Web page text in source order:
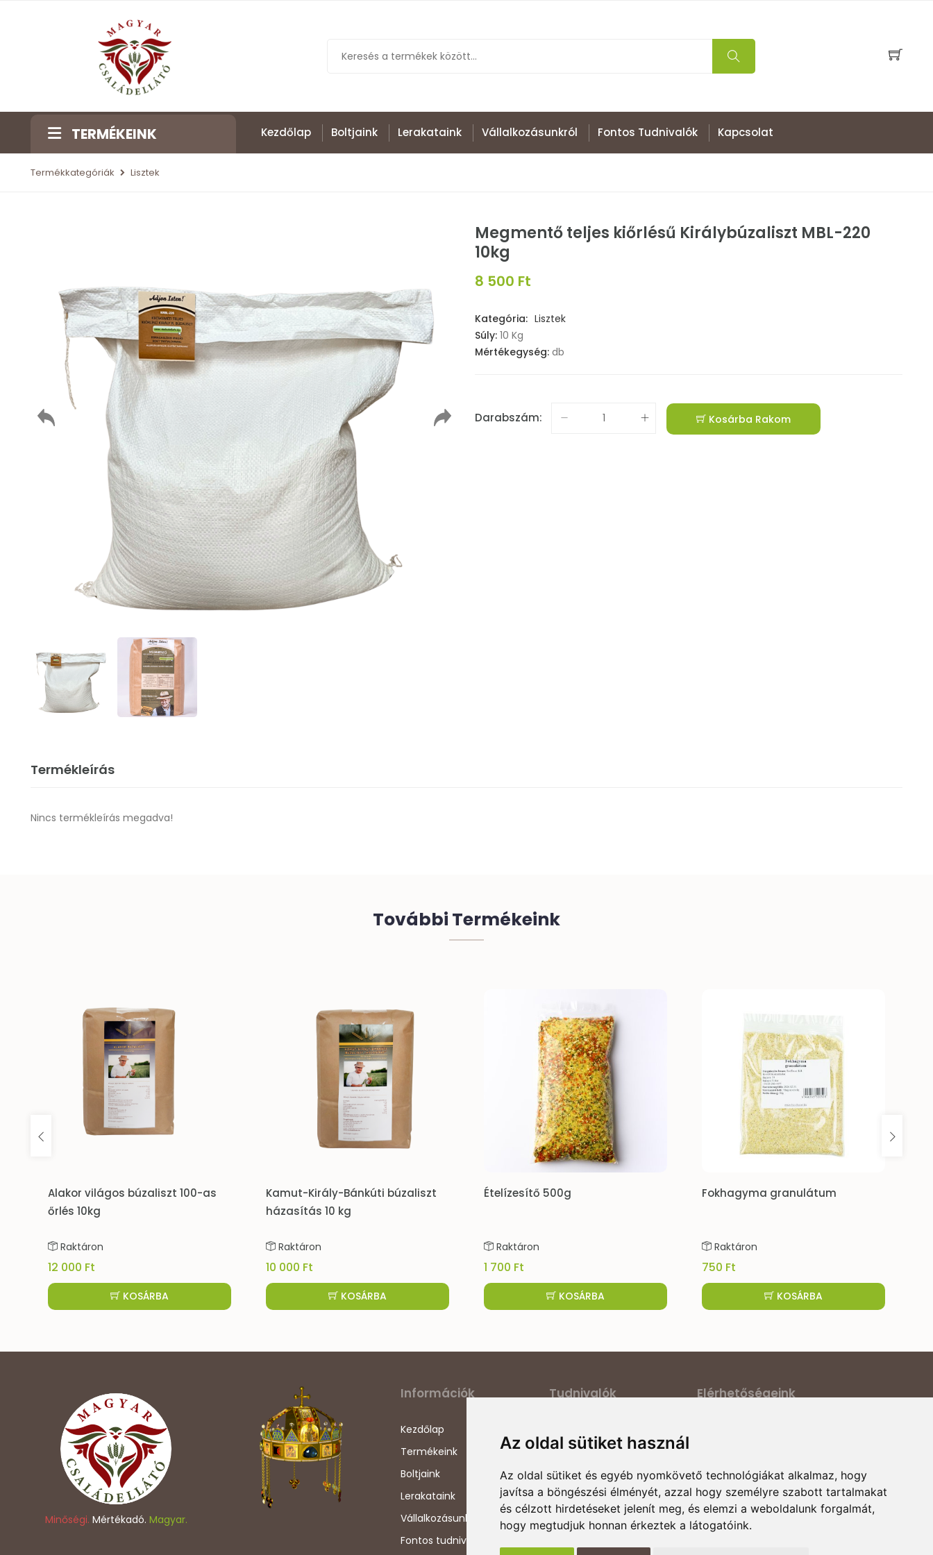
Az oldal sütiket használ
Az oldal sütiket és egyéb nyomkövető technológiákat alkalmaz, hogy
javítsa a böngészési élményét, azzal hogy személyre szabott tartalmakat
és célzott hirdetéseket jelenít meg, és elemzi a weboldalunk forgalmát,
hogy megtudjuk honnan érkeztek a látogatóink.
TERMÉKEINK Kezdőlap Boltjaink Lerakataink Vállalkozásunkról Fontos Tudnivalók Kapcsolat
Termékkategóriák Lisztek
Megmentő teljes kiőrlésű Királybúzaliszt MBL-220
10kg
8 500 Ft
Kategória: Lisztek
Súly: 10 Kg
Mértékegység: db
Darabszám: Kosárba Rakom
Termékleírás
Nincs termékleírás megadva!
További Termékeink
Kamut-Király-Bánkúti búzaliszt
házasítás 10 kg
Raktáron
10 000 Ft
KOSÁRBA
Ételízesítő 500g
Raktáron
1 700 Ft
KOSÁRBA
Fokhagyma granulátum
Raktáron
750 Ft
KOSÁRBA
Teljeskőrlésű rozsliszt RL-190 10kg
Raktáron
5 500 Ft
KOSÁRBA
Minőségi. Mértékadó. Magyar.
Információk
Kezdőlap
Termékeink
Boltjaink
Lerakataink
Vállalkozásunkról
Fontos tudnivalók
Tudnivalók
Általános szerződési
feltételek
Szállítási információk
Impresszum
Szerzői jogok
Elérhetőségeink
Telefonszám:
+36 30 868 88 75
Nyitvatartás:H-P 8:00-16:00